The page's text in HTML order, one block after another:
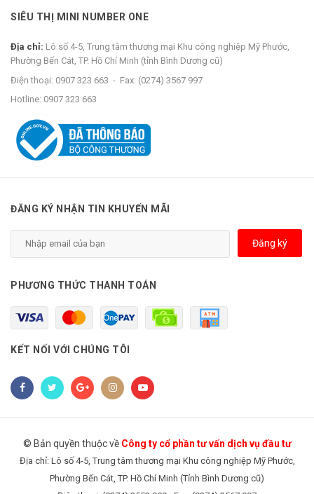
SIÊU THỊ MINI NUMBER ONE
Địa chỉ: Lô số 4-5, Trung tâm thương mại Khu công nghiệp Mỹ Phước,
Phường Bến Cát, TP. Hồ Chí Minh (tỉnh Bình Dương cũ)
Điện thoại: 0907 323 663 - Fax: (0274) 3567 997
Hotline: 0907 323 663
ĐĂNG KÝ NHẬN TIN KHUYẾN MÃI
Đăng ký
PHƯƠNG THỨC THANH TOÁN
KẾT NỐI VỚI CHÚNG TÔI
© Bản quyền thuộc về Công ty cổ phần tư vấn dịch vụ đầu tư
Địa chỉ: Lô số 4-5, Trung tâm thương mại Khu công nghiệp Mỹ Phước,
Phường Bến Cát, TP. Hồ Chí Minh (Tỉnh Bình Dương cũ)